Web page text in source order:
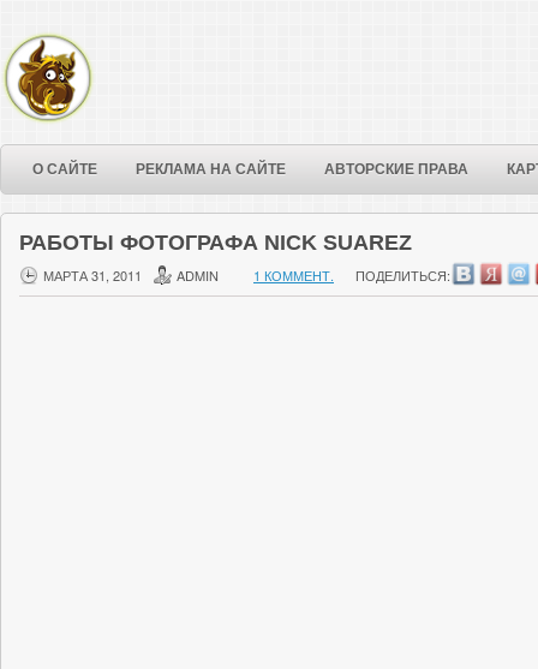
О САЙТЕ РЕКЛАМА НА САЙТЕ АВТОРСКИЕ ПРАВА
РАБОТЫ ФОТОГРАФА NICK SUAREZ
МАРТА 31, 2011 ADMIN 1 КОММЕНТ. ПОДЕЛИТЬСЯ: